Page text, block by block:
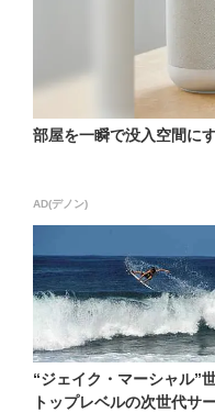
部屋を一瞬で没入空間に
AD(デノン)
“ジェイク・マーシャル”
トップレベルの次世代サ